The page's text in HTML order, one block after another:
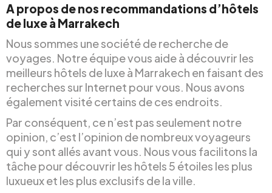
A propos de nos recommandations d’hôtels
de luxe à Marrakech
Nous sommes une société de recherche de
voyages. Notre équipe vous aide à découvrir les
meilleurs hôtels de luxe à Marrakech en faisant des
recherches sur Internet pour vous. Nous avons
également visité certains de ces endroits.
Par conséquent, ce n’est pas seulement notre
opinion, c’est l’opinion de nombreux voyageurs
qui y sont allés avant vous. Nous vous facilitons la
tâche pour découvrir les hôtels 5 étoiles les plus
luxueux et les plus exclusifs de la ville.